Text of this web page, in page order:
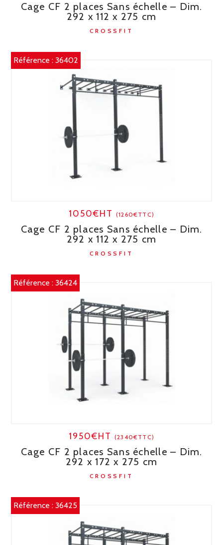
Cage CF 2 places Sans échelle – Dim.
292 x 112 x 275 cm
CROSSFIT
Référence :36402
1050€HT (1260€TTC)
Cage CF 2 places Sans échelle – Dim.
292 x 112 x 275 cm
CROSSFIT
Référence :36424
1950€HT (2340€TTC)
Cage CF 2 places Sans échelle – Dim.
292 x 172 x 275 cm
CROSSFIT
Référence :36425